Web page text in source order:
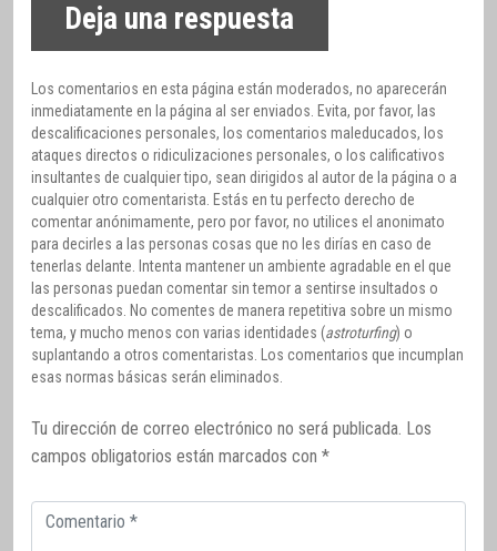
Deja una respuesta
Los comentarios en esta página están moderados, no aparecerán
inmediatamente en la página al ser enviados. Evita, por favor, las
descalificaciones personales, los comentarios maleducados, los
ataques directos o ridiculizaciones personales, o los calificativos
insultantes de cualquier tipo, sean dirigidos al autor de la página o a
cualquier otro comentarista. Estás en tu perfecto derecho de
comentar anónimamente, pero por favor, no utilices el anonimato
para decirles a las personas cosas que no les dirías en caso de
tenerlas delante. Intenta mantener un ambiente agradable en el que
las personas puedan comentar sin temor a sentirse insultados o
descalificados. No comentes de manera repetitiva sobre un mismo
tema, y mucho menos con varias identidades (astroturfing) o
suplantando a otros comentaristas. Los comentarios que incumplan
esas normas básicas serán eliminados.
Tu dirección de correo electrónico no será publicada. Los
campos obligatorios están marcados con *
Comentario